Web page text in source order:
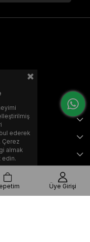
tasarlanmış ve optimize
ederek
Çerez
almak
edin.
Üye Girişi